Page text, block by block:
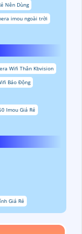
Nên Dùng
imou ngoài trời
Wifi Thân Kbvision
Báo Động
Imou Giá Rẻ
Giá Rẻ